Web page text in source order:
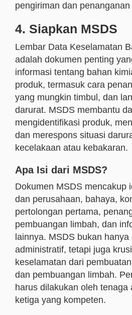
pengiriman dan
4. Siapkan MSDS
Lembar Data Keselamatan
adalah dokumen penting
informasi tentang bahan
produk, termasuk cara
yang mungkin timbul, dan
darurat. MSDS membantu
mengidentifikasi produk,
dan merespons situasi
kecelakaan atau kebakaran.
Apa Isi dari MSDS?
Dokumen MSDS mencakup
dan perusahaan, bahaya,
pertolongan pertama,
pembuangan limbah, dan
lainnya. MSDS bukan hanya
administratif, tetapi juga
keselamatan dari
dan pembuangan limbah.
harus dilakukan oleh tenaga
ketiga yang kompeten.